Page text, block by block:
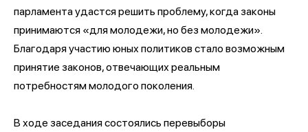
парламента удастся решить проблему, когда законы
принимаются «для молодежи, но без молодежи».
Благодаря участию юных политиков стало возможным
принятие законов, отвечающих реальным
потребностям молодого поколения.
В ходе заседания состоялись перевыборы